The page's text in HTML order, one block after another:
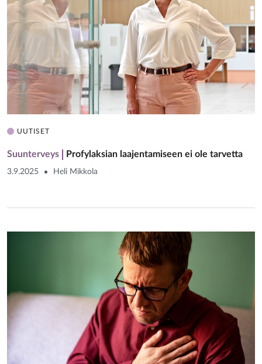
UUTISET
Suunterveys Profylaksian laajentamiseen ei ole tarvetta
3.9.2025 Heli Mikkola